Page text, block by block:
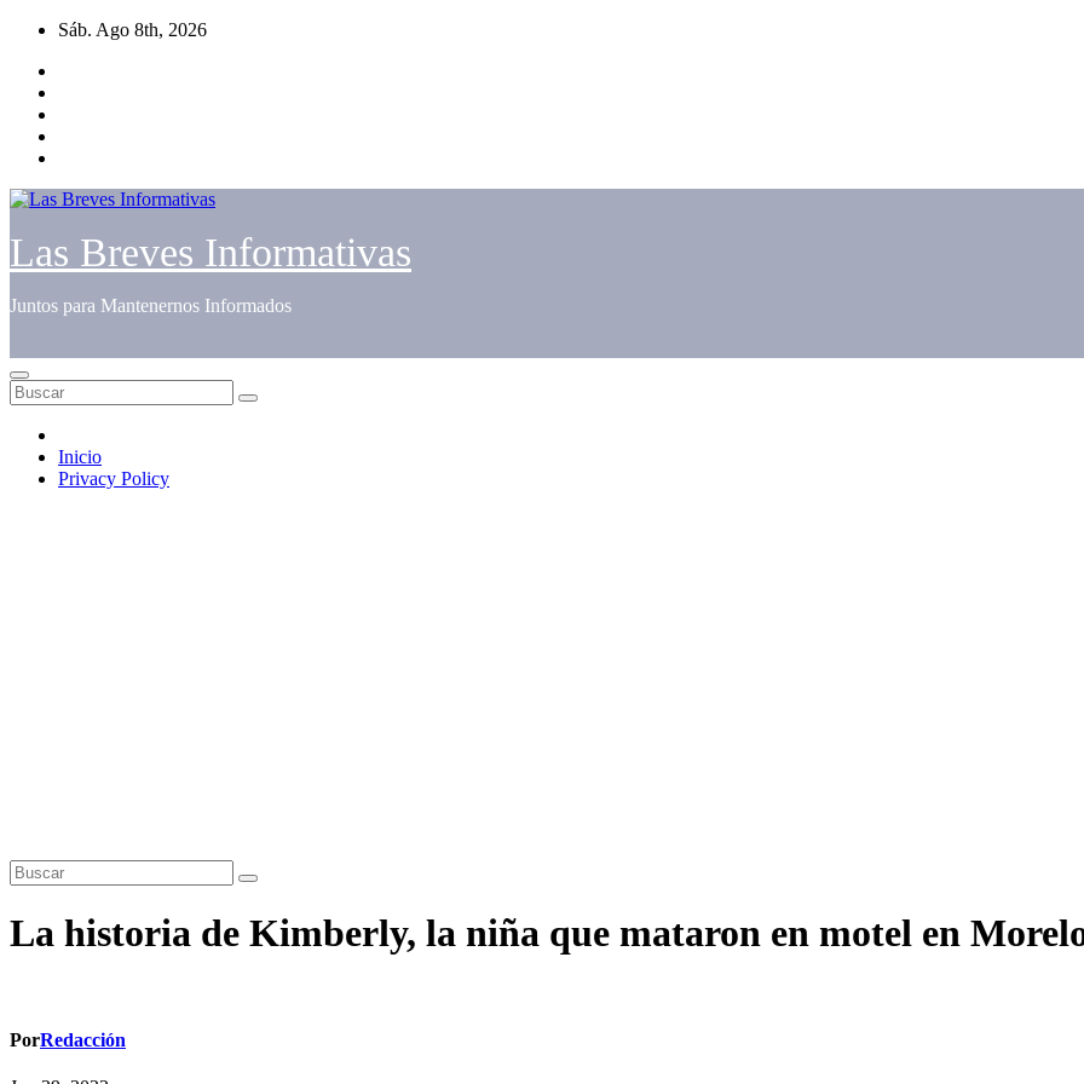
Saltar
contenido
Sáb. Ago 8th, 2026
Las Breves Informativas
Juntos para Mantenernos Informados
Inicio
Privacy Policy
La historia de Kimberly, la niña que mataron en motel en
PorRedacción